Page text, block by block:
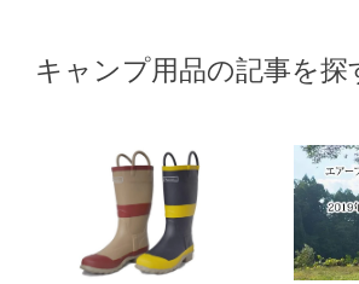
キャンプ用品の記事を探